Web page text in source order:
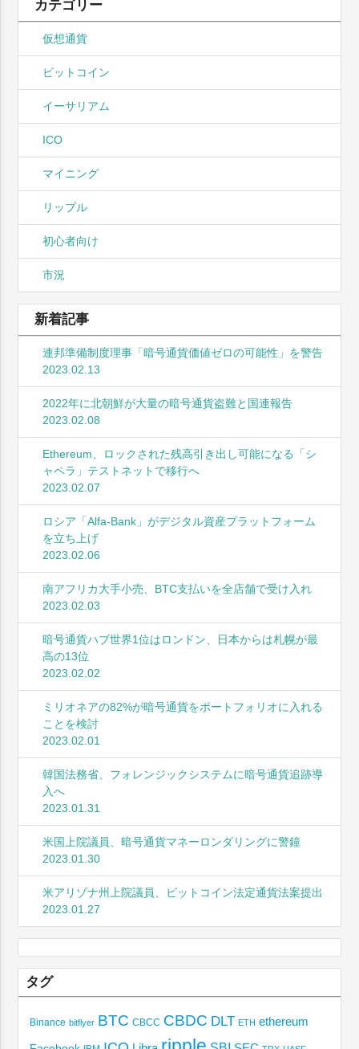
カテゴリー
仮想通貨
ビットコイン
イーサリアム
ICO
マイニング
リップル
初心者向け
市況
新着記事
連邦準備制度理事「暗号通貨価値ゼロの可能性」を警告
2023.02.13
2022年に北朝鮮が大量の暗号通貨盗難と国連報告
2023.02.08
Ethereum、ロックされた残高引き出し可能になる「シ
ャペラ」テストネットで移行へ
2023.02.07
ロシア「Alfa-Bank」がデジタル資産プラットフォーム
を立ち上げ
2023.02.06
南アフリカ大手小売、BTC支払いを全店舗で受け入れ
2023.02.03
暗号通貨ハブ世界1位はロンドン、日本からは札幌が最
高の13位
2023.02.02
ミリオネアの82%が暗号通貨をポートフォリオに入れる
ことを検討
2023.02.01
韓国法務省、フォレンジックシステムに暗号通貨追跡導
入へ
2023.01.31
米国上院議員、暗号通貨マネーロンダリングに警鐘
2023.01.30
米アリゾナ州上院議員、ビットコイン法定通貨法案提出
2023.01.27
タグ
Binance bitflyer BTC CBCC CBDC DLT ETH ethereum